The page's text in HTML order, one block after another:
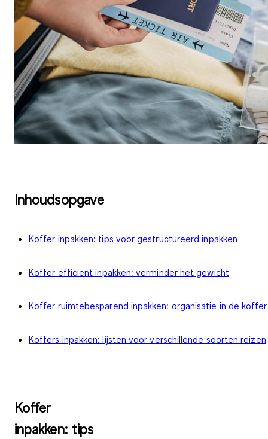
Inhoudsopgave
Koffer inpakken: tips voor gestructureerd inpakken
Koffer efficiënt inpakken: verminder het gewicht
Koffer ruimtebesparend inpakken: organisatie in de koffer
Koffers inpakken: lijsten voor verschillende soorten reizen
Koffer
inpakken: tips